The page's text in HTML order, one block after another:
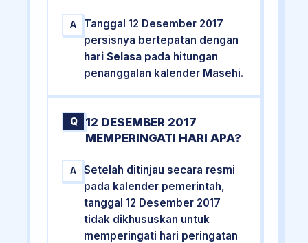
A
Tanggal 12 Desember 2017
persisnya bertepatan dengan
hari Selasa pada hitungan
penanggalan kalender Masehi.
Q
12 DESEMBER 2017
MEMPERINGATI HARI APA?
A
Setelah ditinjau secara resmi
pada kalender pemerintah,
tanggal 12 Desember 2017
tidak dikhususkan untuk
memperingati hari peringatan